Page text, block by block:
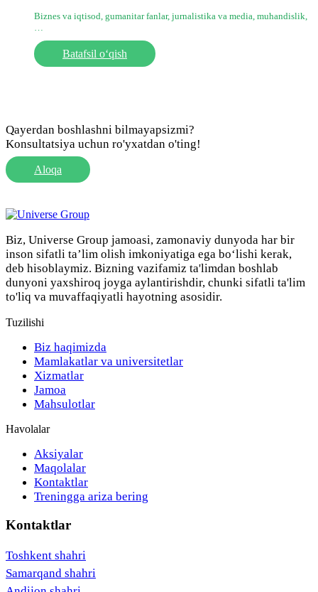
Biznes va iqtisod, gumanitar fanlar, jurnalistika va media, muhandislik,
…
Batafsil o‘qish
Qayerdan boshlashni bilmayapsizmi?
Konsultatsiya uchun ro'yxatdan o'ting!
Aloqa
Biz, Universe Group jamoasi, zamonaviy dunyoda har bir
inson sifatli ta’lim olish imkoniyatiga ega bo‘lishi kerak,
deb hisoblaymiz. Bizning vazifamiz ta'limdan boshlab
dunyoni yaxshiroq joyga aylantirishdir, chunki sifatli ta'lim
to'liq va muvaffaqiyatli hayotning asosidir.
Tuzilishi
Biz haqimizda
Mamlakatlar va universitetlar
Xizmatlar
Jamoa
Mahsulotlar
Havolalar
Aksiyalar
Maqolalar
Kontaktlar
Treningga ariza bering
Kontaktlar
Toshkent shahri
Samarqand shahri